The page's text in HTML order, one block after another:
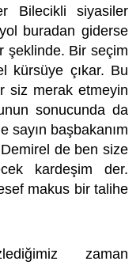
Bilecikli siyasiler
buradan giderse
şeklinde. Bir seçim
kürsüye çıkar. Bu
siz merak etmeyin
sonucunda da
sayın başbakanım
de ben size
kardeşim der.
makus bir talihe
zaman